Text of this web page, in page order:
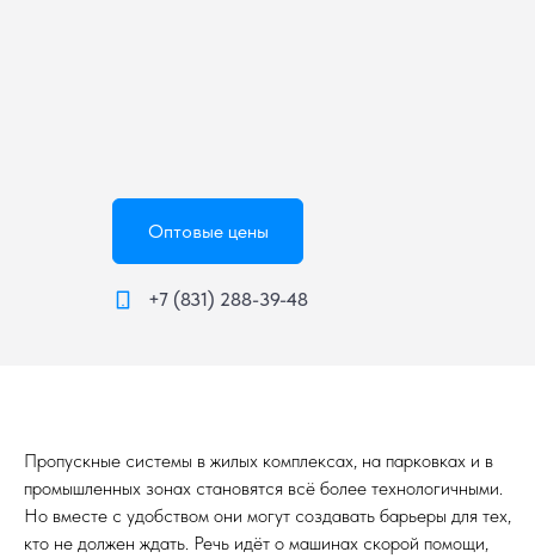
Оптовые цены
+7 (831) 288-39-48
Пропускные системы в жилых комплексах, на парковках и в
промышленных зонах становятся всё более технологичными.
Но вместе с удобством они могут создавать барьеры для тех,
кто не должен ждать. Речь идёт о машинах скорой помощи,